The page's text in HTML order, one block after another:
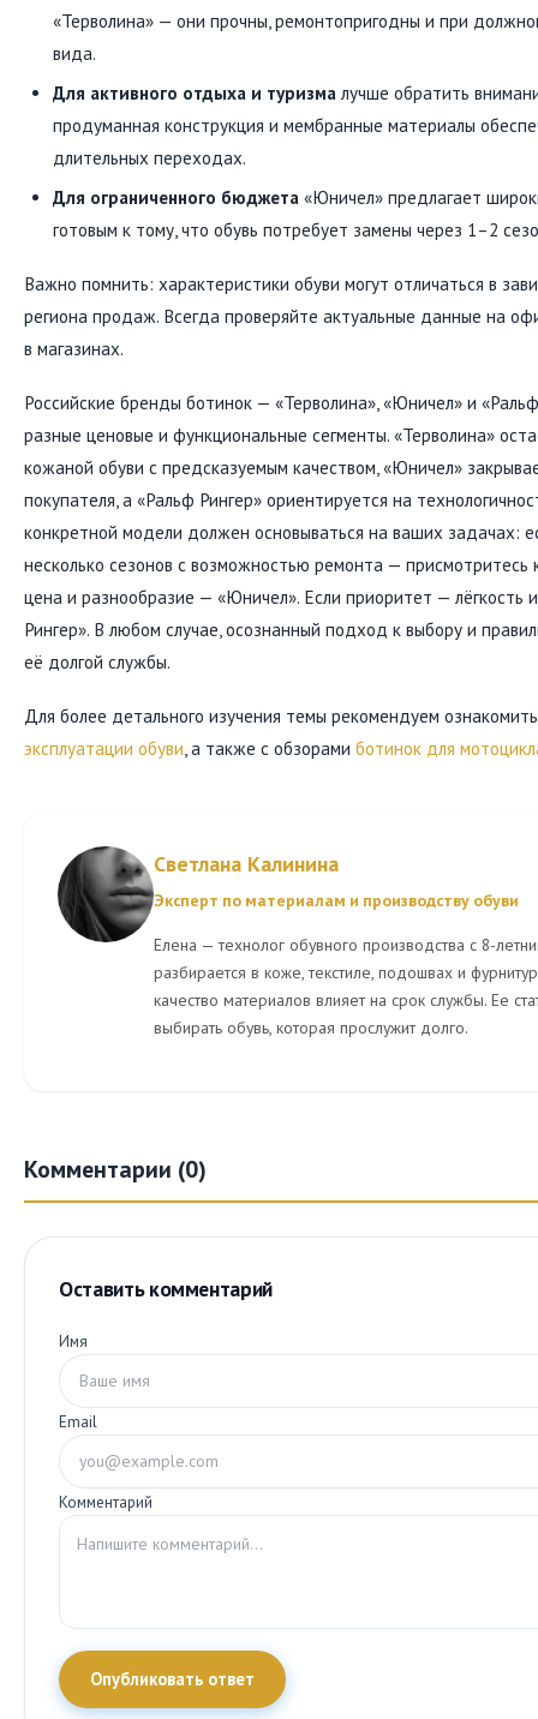
«Терволина» — они прочны, ремонтопригодны и при
вида.
Для активного отдыха и туризмалучше обратить
продуманная конструкция и мембранные материалы
длительных переходах.
Для ограниченного бюджета «Юничел» предлагает
готовым к тому, что обувь потребует замены через 1–2
Важно помнить: характеристики обуви могут отличаться в
региона продаж. Всегда проверяйте актуальные данные на
в магазинах.
Российские бренды ботинок — «Терволина», «Юничел» и
разные ценовые и функциональные сегменты. «Терволина»
кожаной обуви с предсказуемым качеством, «Юничел»
покупателя, а «Ральф Рингер» ориентируется на
конкретной модели должен основываться на ваших задачах:
несколько сезонов с возможностью ремонта — присмотритесь
цена и разнообразие — «Юничел». Если приоритет — лёгкость
Рингер». В любом случае, осознанный подход к выбору и
её долгой службы.
Для более детального изучения темы рекомендуем
эксплуатации обуви, а также с обзорами ботинок для
Светлана Калинина
Эксперт по материалам и производству обуви
Елена — технолог обувного производства с 8-
разбирается в коже, текстиле, подошвах и
качество материалов влияет на срок службы. Ее
выбирать обувь, которая прослужит долго.
Комментарии (0)
Оставить комментарий
Имя
Email
Комментарий
Опубликовать ответ